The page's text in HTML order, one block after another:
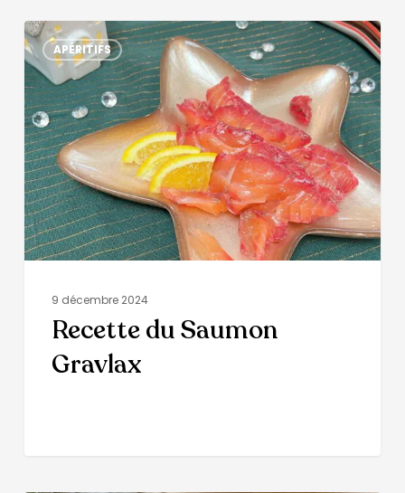
APÉRITIFS
9 décembre 2024
Recette du Saumon
Gravlax